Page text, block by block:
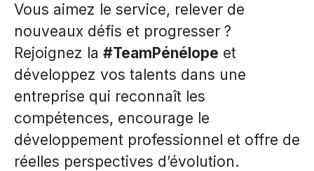
Vous aimez le service, relever de
nouveaux défis et progresser ?
Rejoignez la #TeamPénélope et
développez vos talents dans une
entreprise qui reconnaît les
compétences, encourage le
développement professionnel et offre de
réelles perspectives d’évolution.